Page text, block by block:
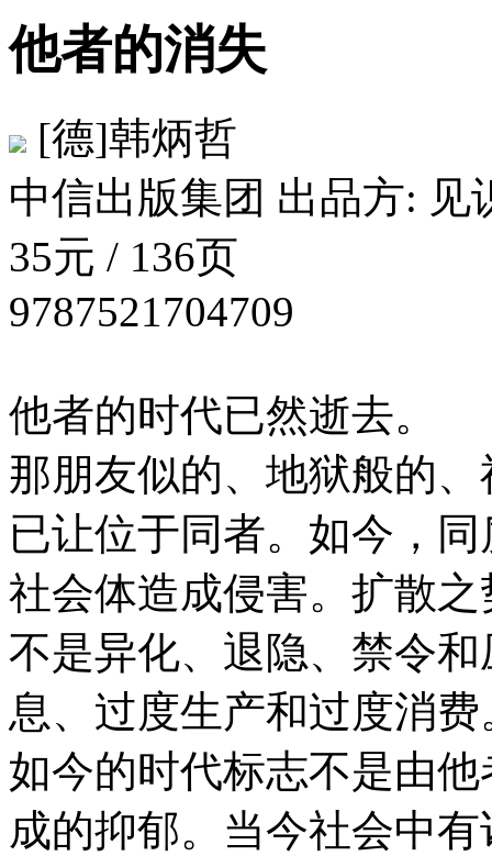
他者的消失
[德]韩炳哲
中信出版集团 出品方: 见
35元 / 136页
9787521704709
他者的时代已然逝去。
那朋友似的、地狱般的
已让位于同者。如今，
社会体造成侵害。扩散
不是异化、退隐、禁令
息、过度生产和过度消费
如今的时代标志不是由
成的抑郁。当今社会中